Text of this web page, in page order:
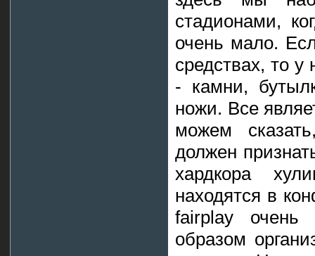
стадионами,
очень мало.
средствах, то
- камни,
ножи. Все
можем
должен
хардкора
находятся в
fairplay
образом